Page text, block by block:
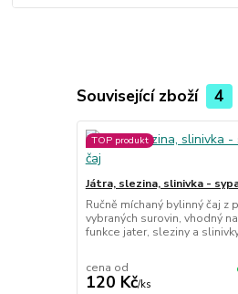
Související zboží 4
TOP produkt
Játra, slezina, slinivka -
Ručně míchaný bylinný čaj z
vybraných surovin, vhodný
funkce jater, sleziny a
cena od
120 Kč/ks